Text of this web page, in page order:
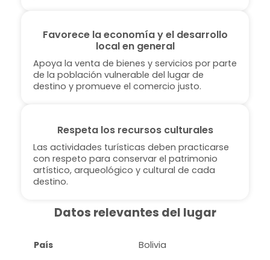
Favorece la economía y el desarrollo
local en general
Apoya la venta de bienes y servicios por parte
de la población vulnerable del lugar de
destino y promueve el comercio justo.
Respeta los recursos culturales
Las actividades turísticas deben practicarse
con respeto para conservar el patrimonio
artístico, arqueológico y cultural de cada
destino.
Datos relevantes del lugar
País
Bolivia